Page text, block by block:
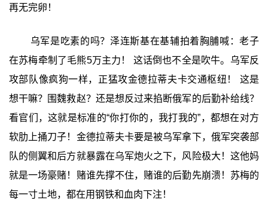
再无完卵！
乌军是吃素的吗？泽连斯基在基辅拍着胸脯喊：老子
在苏梅牵制了毛熊5万主力！ 这话倒也不全是吹牛。乌军反
攻部队像疯狗一样，正猛攻金德拉蒂夫卡交通枢纽！ 这是
想干嘛？围魏救赵？还是想反过来掐断俄军的后勤补给线？
看官们，这就是标准的“你打你的，我打我的”，都想在对方
软肋上捅刀子！金德拉蒂夫卡要是被乌军拿下，俄军突袭部
队的侧翼和后方就暴露在乌军炮火之下，风险极大！这他妈
就是一场豪赌！赌谁先撑不住，赌谁的后勤先崩溃！苏梅的
每一寸土地，都在用钢铁和血肉下注！